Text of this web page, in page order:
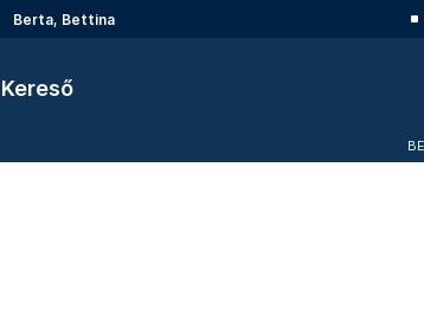
Berta, Bettina
Kereső